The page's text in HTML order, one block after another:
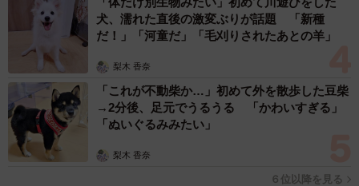
犬、濡れた直後の激変ぶりが話題 「新種
だ！」「河童だ」「毛刈りされたあとの羊」
梨木 香奈
「これが不動柴か…」初めて外を散歩した豆柴
→2分後、足元でうるうる 「かわいすぎる」
「ぬいぐるみみたい」
梨木 香奈
６位以降を見る